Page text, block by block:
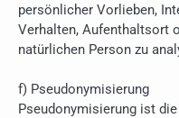
persönlicher Vorlieben,
Verhalten, Aufenthaltsort
natürlichen Person zu
f) Pseudonymisierung
Pseudonymisierung ist